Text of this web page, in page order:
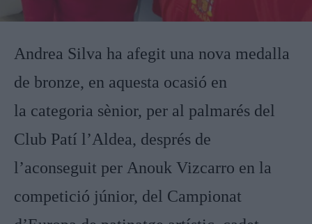
Andrea Silva ha afegit una nova medalla
de bronze, en aquesta ocasió en
la categoria sènior, per al palmarés del
Club Patí l’Aldea, després de
l’aconseguit per Anouk Vizcarro en la
competició júnior, del Campionat